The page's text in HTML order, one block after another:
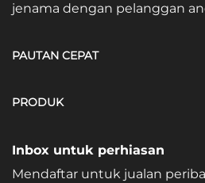
jenama dengan pelanggan
PAUTAN CEPAT
PRODUK
Inbox untuk perhiasan
Mendaftar untuk jualan